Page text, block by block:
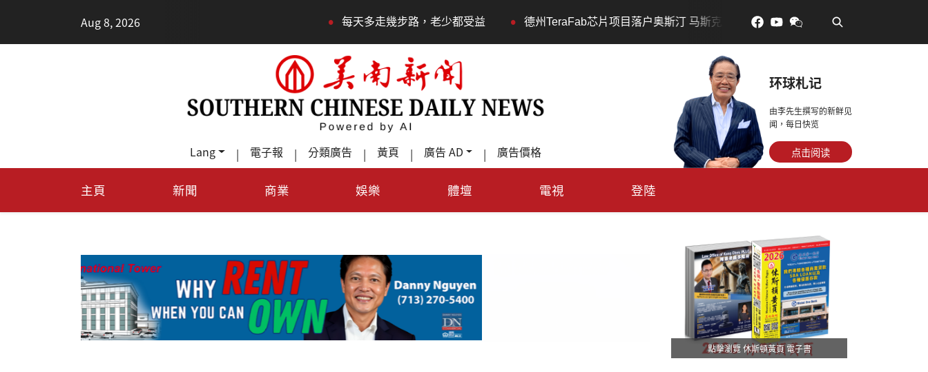
Aug 8, 2026 每天多走幾步路，老少都受益 • 德州TeraFab芯片项目落户奥斯汀 马斯克宣布投资200亿美元建设AI芯片制造基地 •
Lang | 電子報 | 分類廣告 | 黃頁 | 廣告 AD | 廣告價格
环球札记
由李先生撰写的新鲜见
闻，每日快览
点击阅读
主頁 新聞 商業 娛樂 體壇 電視 登陸
點擊瀏覽 休斯頓黃頁 電子書